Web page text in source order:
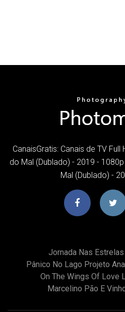
CanaisGratis: Canais de TV Full
do Mal (Dublado) - 2019 -
Mal (Dublado) -
Jornada Nas
Pânico No Lago Projeto
On The Wings Of Love
Marcelino Pão E